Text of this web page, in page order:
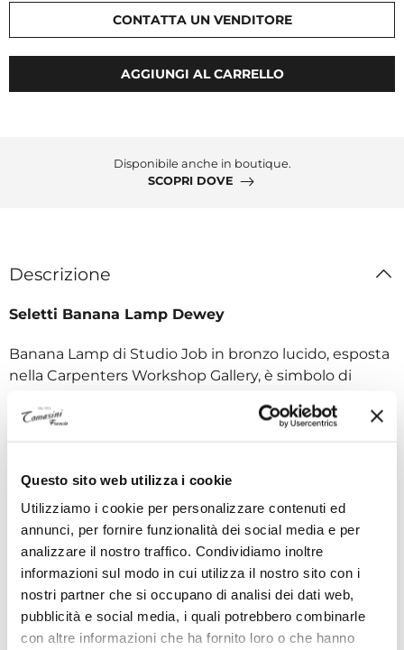
Questo sito web utilizza i cookie
Utilizziamo i cookie per personalizzare contenuti ed
annunci, per fornire funzionalità dei social media e per
analizzare il nostro traffico. Condividiamo inoltre
informazioni sul modo in cui utilizza il nostro sito con i
nostri partner che si occupano di analisi dei dati web,
pubblicità e social media, i quali potrebbero combinarle
con altre informazioni che ha fornito loro o che hanno
CONTATTA UN VENDITORE
AGGIUNGI AL CARRELLO
Disponibile anche in boutique.
SCOPRI DOVE
Descrizione
Seletti Banana Lamp Dewey
Banana Lamp di Studio Job in bronzo lucido, esposta
nella Carpenters Workshop Gallery, è simbolo di
l'hanno proposta in quattro versioni in vetro e resina:
Specifiche tecniche
I VANTAGGI DI ACQUISTARE DA TOMASINI
FRANCIA